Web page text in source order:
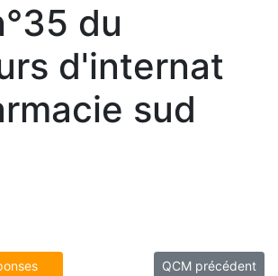
du
d'internat
sud
QCM précédent